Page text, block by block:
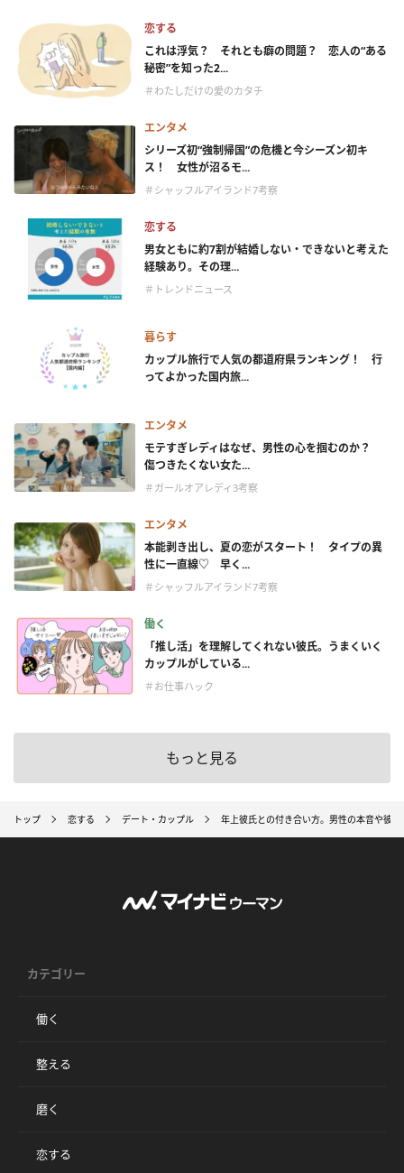
恋する
これは浮気？ それとも癖の問題？ 恋人の“ある
秘密”を知った2...
＃わたしだけの愛のカタチ
エンタメ
シリーズ初“強制帰国”の危機と今シーズン初キ
ス！ 女性が沼るモ...
＃シャッフルアイランド7考察
恋する
男女ともに約7割が結婚しない・できないと考えた
経験あり。その理...
＃トレンドニュース
暮らす
カップル旅行で人気の都道府県ランキング！ 行
ってよかった国内旅...
エンタメ
モテすぎレディはなぜ、男性の心を掴むのか？
傷つきたくない女た...
＃ガールオアレディ3考察
エンタメ
本能剥き出し、夏の恋がスタート！ タイプの異
性に一直線♡ 早く...
＃シャッフルアイランド7考察
働く
「推し活」を理解してくれない彼氏。うまくいく
カップルがしている...
＃お仕事ハック
もっと見る
トップ 恋する デート・カップル 年上彼氏との付き合い方。男性の本音や彼
カテゴリー
働く
整える
磨く
恋する